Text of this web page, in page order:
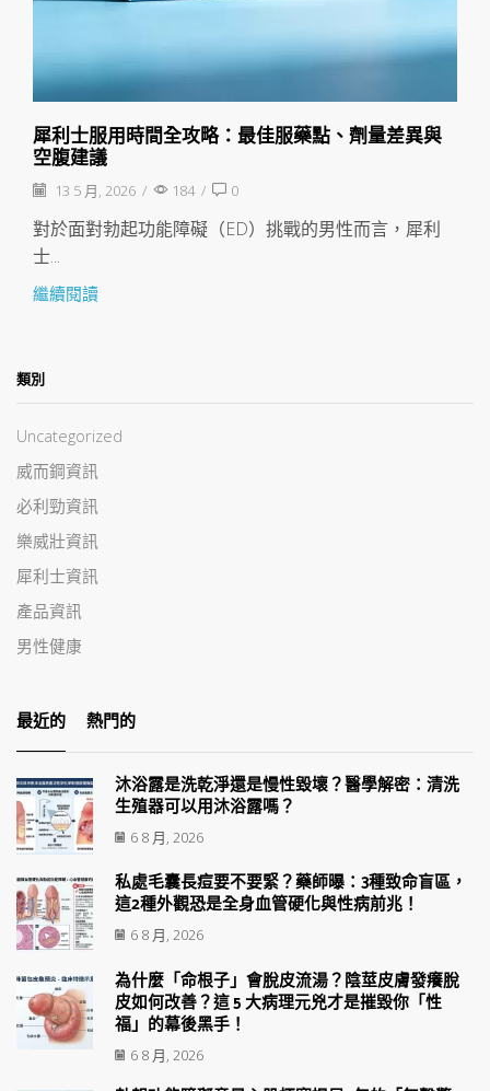
犀利士服用時間全攻略：最佳服藥點、劑量差異與
空腹建議
13 5 月, 2026 / 184 / 0
對於面對勃起功能障礙（ED）挑戰的男性而言，犀利
士...
繼續閱讀
類別
Uncategorized
威而鋼資訊
必利勁資訊
樂威壯資訊
犀利士資訊
產品資訊
男性健康
最近的 熱門的
沐浴露是洗乾淨還是慢性毀壞？醫學解密：清洗
生殖器可以用沐浴露嗎？
6 8 月, 2026
私處毛囊長痘要不要緊？藥師曝：3種致命盲區，
這2種外觀恐是全身血管硬化與性病前兆！
6 8 月, 2026
為什麼「命根子」會脫皮流湯？陰莖皮膚發癢脫
皮如何改善？這 5 大病理元兇才是摧毀你「性
福」的幕後黑手！
6 8 月, 2026